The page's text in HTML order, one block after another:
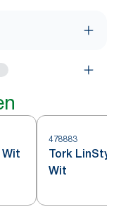
478883
Tork
Wit